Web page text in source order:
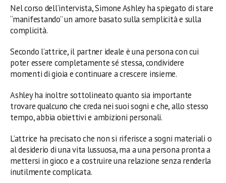
Nel corso dell’intervista, Simone Ashley ha spiegato di stare
“manifestando” un amore basato sulla semplicità e sulla
complicità.
Secondo l’attrice, il partner ideale è una persona con cui
poter essere completamente sé stessa, condividere
momenti di gioia e continuare a crescere insieme.
Ashley ha inoltre sottolineato quanto sia importante
trovare qualcuno che creda nei suoi sogni e che, allo stesso
tempo, abbia obiettivi e ambizioni personali.
L’attrice ha precisato che non si riferisce a sogni materiali o
al desiderio di una vita lussuosa, ma a una persona pronta a
mettersi in gioco e a costruire una relazione senza renderla
inutilmente complicata.